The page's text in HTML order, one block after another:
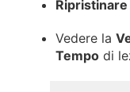
Ripristinare
Vedere la
Tempo di